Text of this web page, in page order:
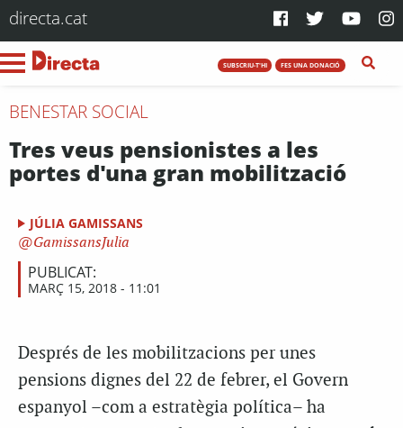
directa.cat
SUBSCRIU-T'HI FES UNA DONACIÓ
BENESTAR SOCIAL
Tres veus pensionistes a les
portes d'una gran mobilització
JÚLIA GAMISSANS
GamissansJulia
PUBLICAT:
MARÇ 15, 2018 - 11:01
Després de les mobilitzacions per unes
pensions dignes del 22 de febrer, el Govern
espanyol –com a estratègia política– ha